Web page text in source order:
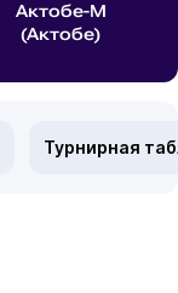
Актобе-М
(Актобе)
Турнирная